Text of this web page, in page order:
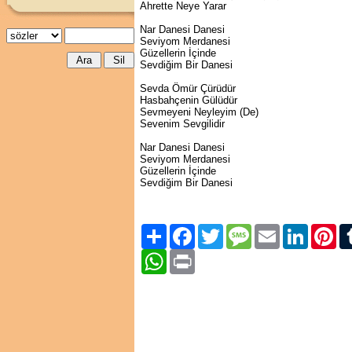
Ahrette Neye Yarar
Nar Danesi Danesi
Seviyom Merdanesi
Güzellerin İçinde
Sevdiğim Bir Danesi
Sevda Ömür Çürüdür
Hasbahçenin Gülüdür
Sevmeyeni Neyleyim (De)
Sevenim Sevgilidir
Nar Danesi Danesi
Seviyom Merdanesi
Güzellerin İçinde
Sevdiğim Bir Danesi
Paylaş FacebookTwitter Message Email LinkedIn
WhatsApp